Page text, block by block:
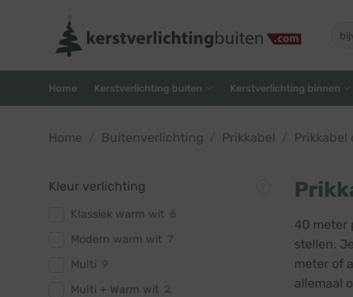
naar:
Home Kerstverlichting buiten Kerstverlichting binnen
Home Buitenverlichting Prikkabel Prikkabel
Kleur verlichting
Klassiek warm wit
Modern warm wit
Multi
Multi + Warm wit
40 meter
stellen.
meter of
allemaal